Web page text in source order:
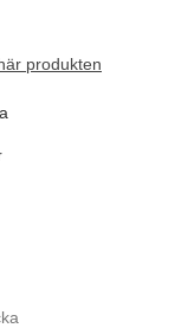
produkten